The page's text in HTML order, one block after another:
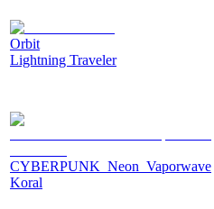
Orbit
Lightning Traveler
CYBERPUNK_Neon_Vaporwave
Koral